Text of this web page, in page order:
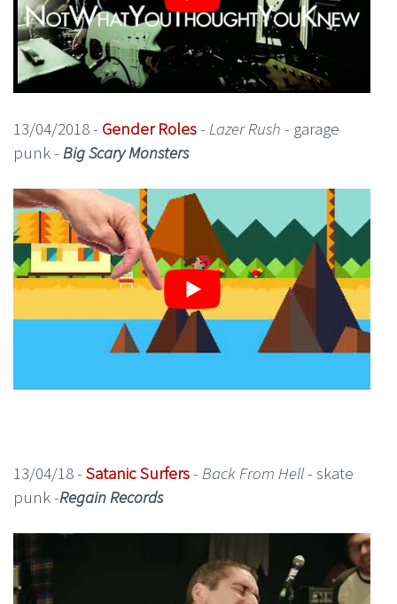
13/04/2018 - Gender Roles- Lazer Rush - garage
punk - Big Scary Monsters
13/04/18 - Satanic Surfers- Back From Hell- skate
punk -Regain Records